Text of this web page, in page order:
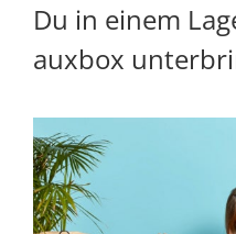
Du in einem
auxbox